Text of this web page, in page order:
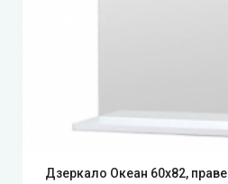
Дзеркало Океан 60х82, праве